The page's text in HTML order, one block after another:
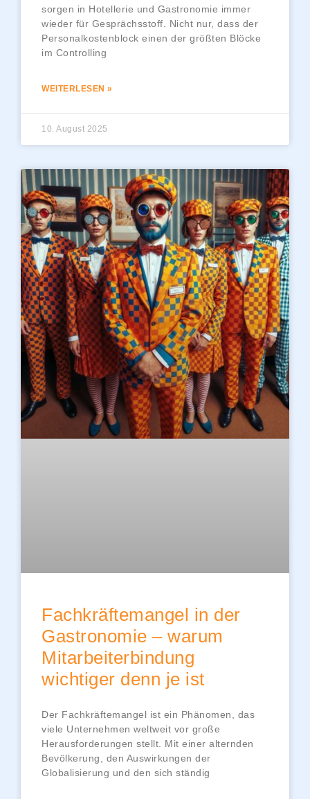
sorgen in Hotellerie und Gastronomie immer
wieder für Gesprächsstoff. Nicht nur, dass der
Personalkostenblock einen der größten Blöcke
im Controlling
WEITERLESEN »
10. August 2025
Fachkräftemangel in der
Gastronomie – warum
Mitarbeiterbindung
wichtiger denn je ist
Der Fachkräftemangel ist ein Phänomen, das
viele Unternehmen weltweit vor große
Herausforderungen stellt. Mit einer alternden
Bevölkerung, den Auswirkungen der
Globalisierung und den sich ständig